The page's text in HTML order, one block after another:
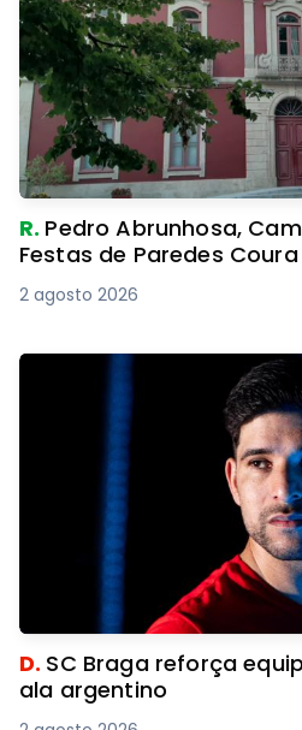
R. Pedro Abrunhosa,
Festas de Paredes Coura
2 agosto 2026
D. SC Braga reforça
ala argentino